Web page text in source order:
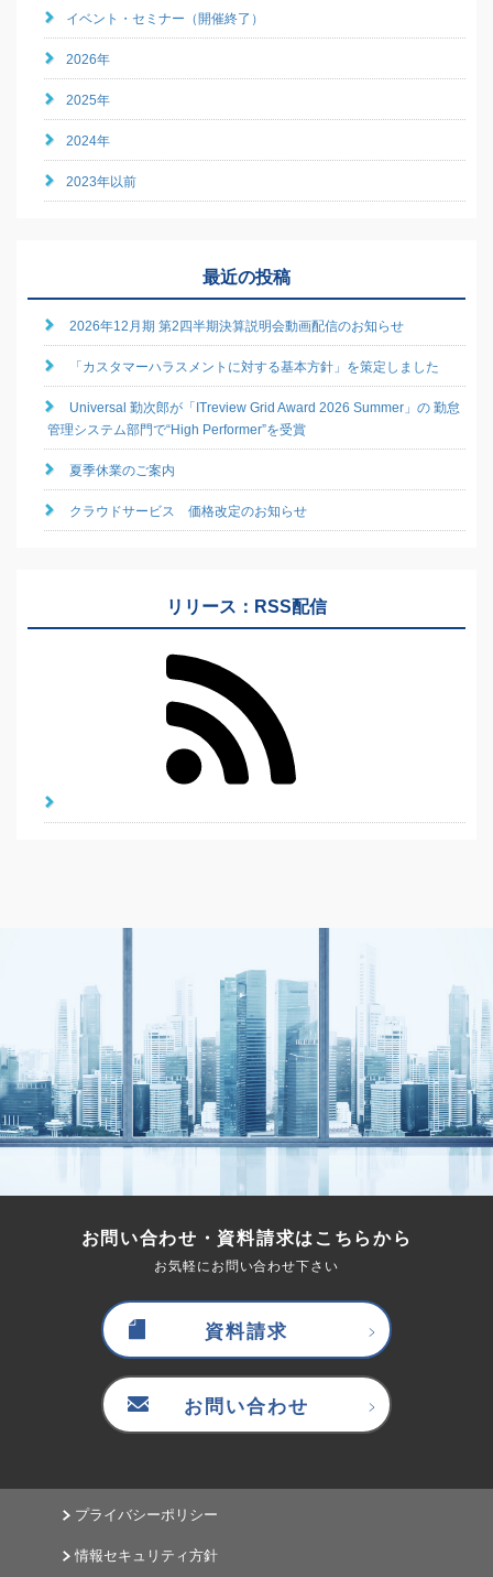
イベント・セミナー（開催終了）
2026年
2025年
2024年
2023年以前
最近の投稿
2026年12月期 第2四半期決算説明会動画配信のお知らせ
「カスタマーハラスメントに対する基本方針」を策定しました
Universal 勤次郎が「ITreview Grid Award 2026 Summer」の 勤怠
管理システム部門で“High Performer”を受賞
夏季休業のご案内
クラウドサービス 価格改定のお知らせ
リリース：RSS配信
お問い合わせ・資料請求はこちらから
お気軽にお問い合わせ下さい
資料請求
お問い合わせ
プライバシーポリシー
情報セキュリティ方針